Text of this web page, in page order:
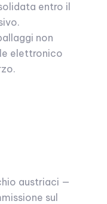
entro il
non
elettronico
austriaci —
sul